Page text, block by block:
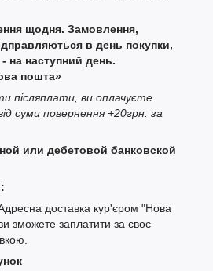
щодня. Замовлення,
в день покупки,
на наступний день.
пошта»
післяплати, ви оплачуєте
суми повернення +20грн. за
или дебетовой банковской
доставка кур'єром "Нова
зможете заплатити за своє